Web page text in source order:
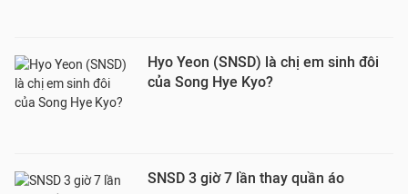
Hyo Yeon (SNSD) là chị em sinh đôi
của Song Hye Kyo?
SNSD 3 giờ 7 lần thay quần áo